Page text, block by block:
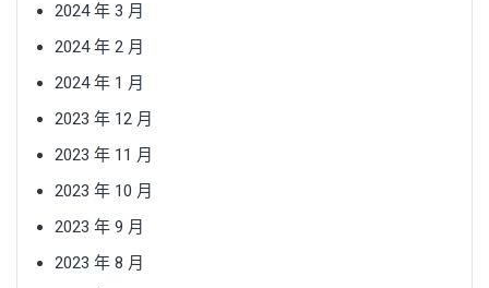
2024 年 3 月
2024 年 2 月
2024 年 1 月
2023 年 12 月
2023 年 11 月
2023 年 10 月
2023 年 9 月
2023 年 8 月